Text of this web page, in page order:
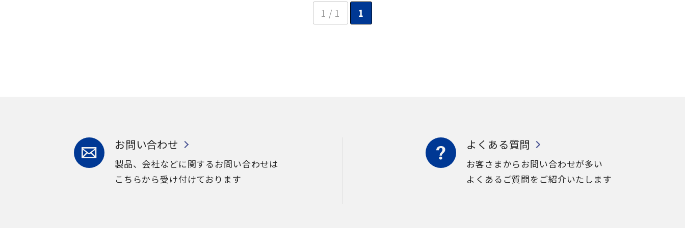
1 / 1 1
お問い合わせ
製品、会社などに関するお問い合わせは
こちらから受け付けております
よくある質問
お客さまからお問い合わせが多い
よくあるご質問をご紹介いたします